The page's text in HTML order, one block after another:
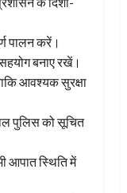
पालन करें।
बनाए रखें।
आवश्यक सुरक्षा
पुलिस को सूचित
आपात स्थिति में